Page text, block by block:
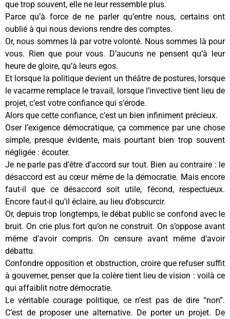
que trop souvent, elle ne leur ressemble plus.
Parce qu’à force de ne parler qu’entre nous, certains ont
oublié à qui nous devions rendre des comptes.
Or, nous sommes là par votre volonté. Nous sommes là pour
vous. Rien que pour vous. D’aucuns ne pensent qu’à leur
heure de gloire, qu’à leurs egos.
Et lorsque la politique devient un théâtre de postures, lorsque
le vacarme remplace le travail, lorsque l’invective tient lieu de
projet, c’est votre confiance qui s’érode.
Alors que cette confiance, c’est un bien infiniment précieux.
Oser l’exigence démocratique, ça commence par une chose
simple, presque évidente, mais pourtant bien trop souvent
négligée : écouter.
Je ne parle pas d’être d’accord sur tout. Bien au contraire : le
désaccord est au cœur même de la démocratie. Mais encore
faut-il que ce désaccord soit utile, fécond, respectueux.
Encore faut-il qu’il éclaire, au lieu d’obscurcir.
Or, depuis trop longtemps, le débat public se confond avec le
bruit. On crie plus fort qu’on ne construit. On s’oppose avant
même d’avoir compris. On censure avant même d’avoir
débattu.
Confondre opposition et obstruction, croire que refuser suffit
à gouverner, penser que la colère tient lieu de vision : voilà ce
qui affaiblit notre démocratie.
Le véritable courage politique, ce n’est pas de dire “non”.
C’est de proposer une alternative. De porter un projet. De